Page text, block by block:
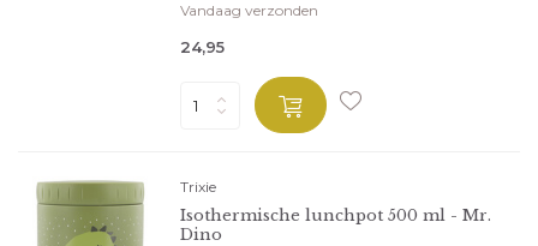
Vandaag verzonden
24,95
Trixie
Isothermische lunchpot 500 ml - Mr.
Dino